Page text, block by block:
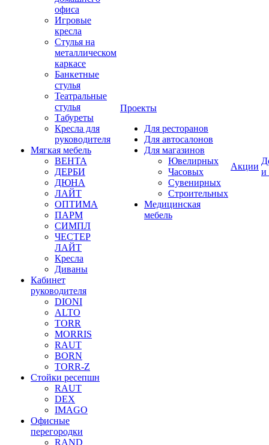
офиса
Игровые
кресла
Стулья на
металлическом
каркасе
Банкетные
стулья
Театральные
стулья
Табуреты
Кресла для
руководителя
Мягкая мебель
ВЕНТА
ДЕРБИ
ДЮНА
ЛАЙТ
ОПТИМА
ПАРМ
СИМПЛ
ЧЕСТЕР
ЛАЙТ
Кресла
Диваны
Кабинет
руководителя
DIONI
ALTO
TORR
MORRIS
RAUT
BORN
TORR-Z
Стойки ресепшн
RAUT
DEX
IMAGO
Офисные
перегородки
RAND
Проекты
Для ресторанов
Для автосалонов
Для магазинов
Ювелирных
Часовых
Сувенирных
Строительных
Медицинская
мебель
Акции
и